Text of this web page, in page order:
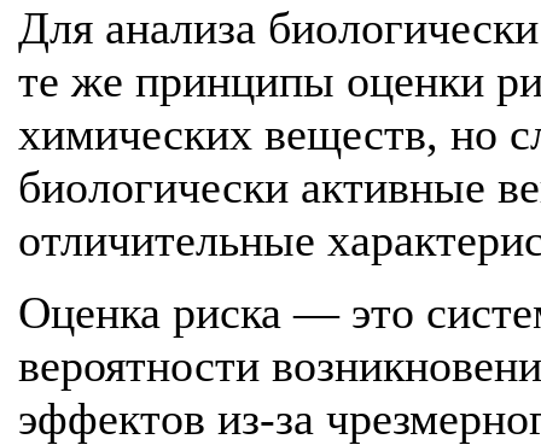
Для анализа
те же принципы оценки
химических веществ, но
биологически активные
отличительные
Оценка риска — это
вероятности
эффектов из-за